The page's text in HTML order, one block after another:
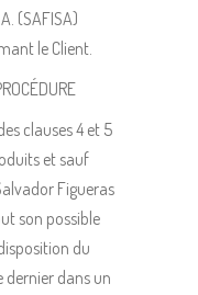
(SAFISA)
le Client.
clauses 4 et 5
et sauf
Figueras
son possible
du
dernier dans un